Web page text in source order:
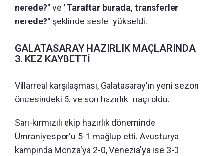
nerede?"ve "Taraftar burada, transferler
nerede?" şeklinde sesler yükseldi.
GALATASARAY HAZIRLIK MAÇLARINDA
3. KEZ KAYBETTİ
Villarreal karşılaşması, Galatasaray'ın yeni sezon
öncesindeki 5. ve son hazırlık maçı oldu.
Sarı-kırmızılı ekip hazırlık döneminde
Ümraniyespor'u 5-1 mağlup etti. Avusturya
kampında Monza'ya 2-0, Venezia'ya ise 3-0